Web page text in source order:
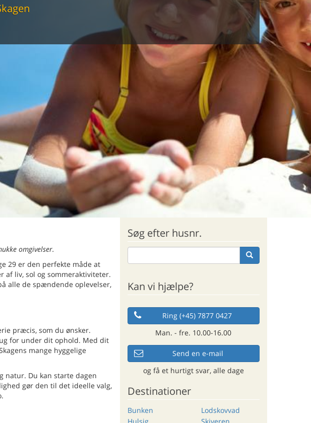
omgivelser.
29 er den perfekte måde at
af liv, sol og sommeraktiviteter.
alle de spændende oplevelser,
præcis, som du ønsker.
for under dit ophold. Med dit
mange hyggelige
natur. Du kan starte dagen
gør den til det ideelle valg,
Søg efter husnr.
Kan vi hjælpe?
Ring (+45) 7877 0427
Man. - fre. 10.00-16.00
Send en e-mail
og få et hurtigt svar, alle dage
Destinationer
Bunken
Hulsig
Lodskovvad
Skiveren